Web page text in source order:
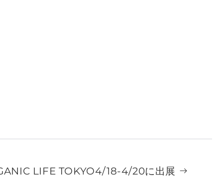
LIFE TOKYO4/18-4/20に出展